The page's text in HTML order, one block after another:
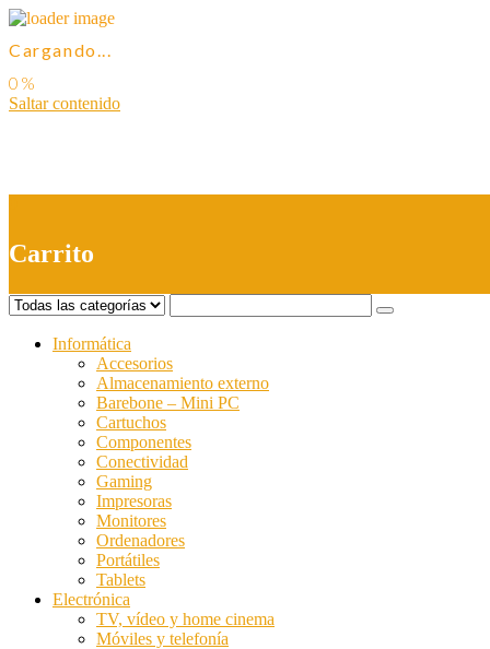
Cargando...
Saltar contenido
Carrito
Informática
Accesorios
Almacenamiento externo
Barebone – Mini PC
Cartuchos
Componentes
Conectividad
Gaming
Impresoras
Monitores
Ordenadores
Portátiles
Tablets
Electrónica
TV, vídeo y home cinema
Móviles y telefonía